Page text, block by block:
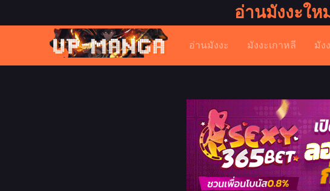
อ่านมังงะใ
อ่านมังงะ มังงะเกาหลี มัง